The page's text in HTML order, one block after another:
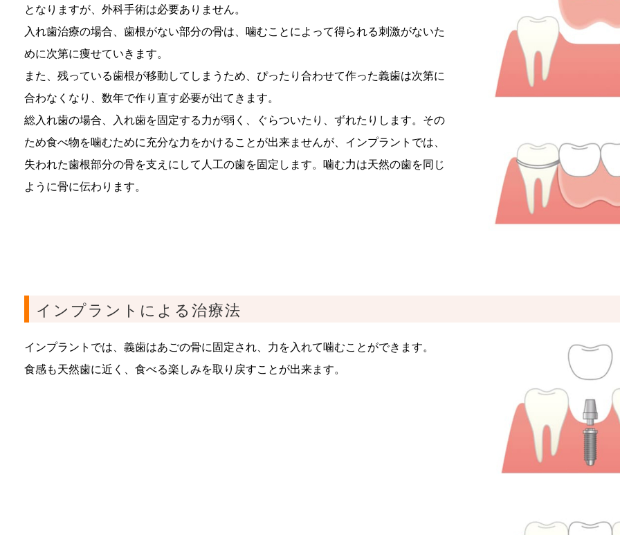
となりますが、外科手術は必要ありません。
入れ歯治療の場合、歯根がない部分の骨は、噛むことによって得られる刺激がないた
めに次第に痩せていきます。
また、残っている歯根が移動してしまうため、ぴったり合わせて作った義歯は次第に
合わなくなり、数年で作り直す必要が出てきます。
総入れ歯の場合、入れ歯を固定する力が弱く、ぐらついたり、ずれたりします。その
ため食べ物を噛むために充分な力をかけることが出来ませんが、インプラントでは、
失われた歯根部分の骨を支えにして人工の歯を固定します。噛む力は天然の歯を同じ
ように骨に伝わります。
インプラントによる治療法
インプラントでは、義歯はあごの骨に固定され、力を入れて噛むことができます。
食感も天然歯に近く、食べる楽しみを取り戻すことが出来ます。